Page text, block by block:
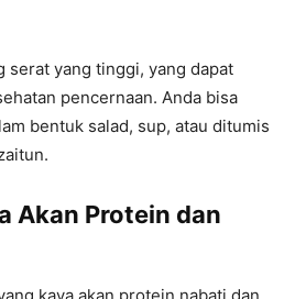
serat yang tinggi, yang dapat
pencernaan. Anda bisa
bentuk salad, sup, atau ditumis
Akan Protein dan